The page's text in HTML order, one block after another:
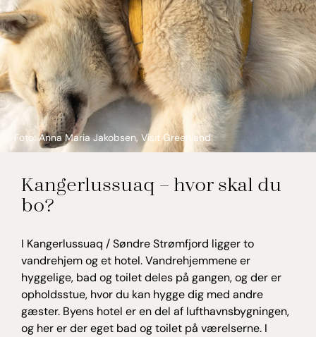
Foto: Anna Maria Jakobsen, Visit Greenland
Kangerlussuaq – hvor skal du
bo?
I Kangerlussuaq / Søndre Strømfjord ligger to
vandrehjem og et hotel. Vandrehjemmene er
hyggelige, bad og toilet deles på gangen, og der er
opholdsstue, hvor du kan hygge dig med andre
gæster. Byens hotel er en del af lufthavnsbygningen,
og her er der eget bad og toilet på værelserne. I